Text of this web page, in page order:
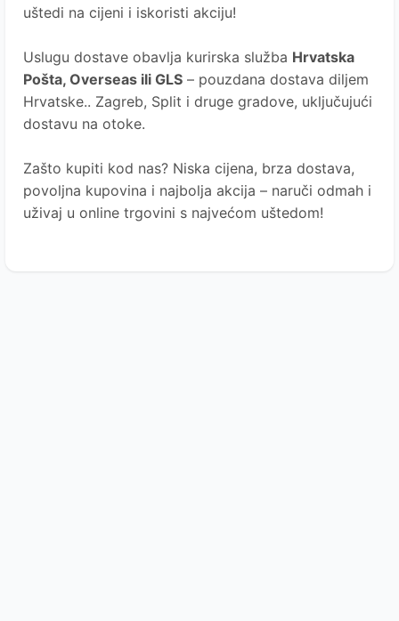
uštedi na cijeni i iskoristi akciju!
Uslugu dostave obavlja kurirska služba Hrvatska
Pošta, Overseas ili GLS – pouzdana dostava diljem
Hrvatske.. Zagreb, Split i druge gradove, uključujući
dostavu na otoke.
Zašto kupiti kod nas? Niska cijena, brza dostava,
povoljna kupovina i najbolja akcija – naruči odmah i
uživaj u online trgovini s najvećom uštedom!